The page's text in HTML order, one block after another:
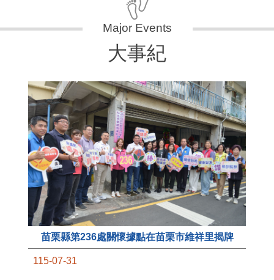
大事紀
苗栗縣第236處關懷據點在苗栗市維祥里揭牌
115-07-31